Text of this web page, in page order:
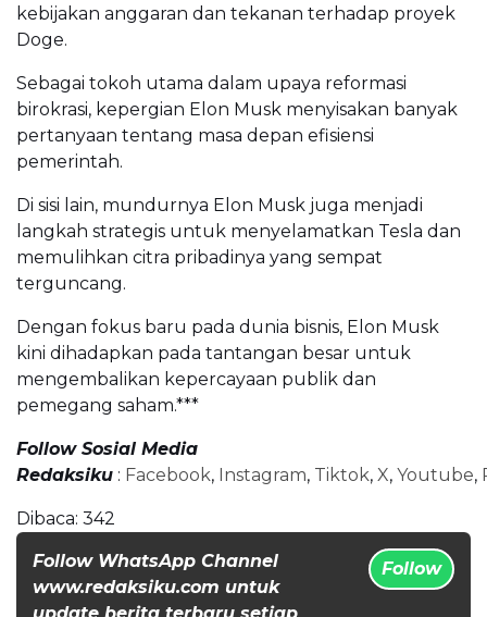
kebijakan anggaran dan tekanan terhadap proyek
Doge.
Sebagai tokoh utama dalam upaya reformasi
birokrasi, kepergian Elon Musk menyisakan banyak
pertanyaan tentang masa depan efisiensi
pemerintah.
Di sisi lain, mundurnya Elon Musk juga menjadi
langkah strategis untuk menyelamatkan Tesla dan
memulihkan citra pribadinya yang sempat
terguncang.
Dengan fokus baru pada dunia bisnis, Elon Musk
kini dihadapkan pada tantangan besar untuk
mengembalikan kepercayaan publik dan
pemegang saham.***
Follow Sosial Media
Redaksiku : Facebook, Instagram, Tiktok, X, Youtube,
Dibaca: 342
Follow WhatsApp Channel
www.redaksiku.com untuk
Follow